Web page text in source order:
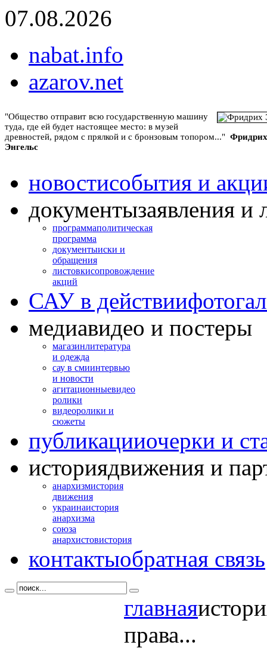
07.08.2026
nabat.info
azarov.net
"Общество отправит всю государственную машину
туда, где ей будет настоящее место: в музей
древностей, рядом с прялкой и с бронзовым топором..." Фридрих
Энгельс
новостисобытия и
документызаявления и
программаполитическая
программа
документыиски и
обращения
листовкисопровождение
акций
САУ в действии
медиавидео и постеры
магазинлитература
и одежда
сау в смиинтервью
и новости
агитационныевидео
ролики
видеоролики и
сюжеты
публикацииочерки и
историядвижения и
анархизмистория
движения
украинаистория
анархизма
союза
анархистовистория
контактыобратная связь
главная
права...